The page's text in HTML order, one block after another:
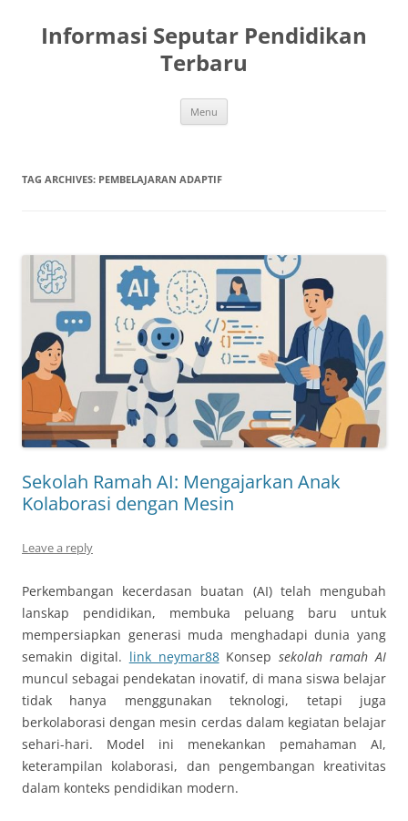
content
Informasi Seputar Pendidikan
Terbaru
Menu
TAG ARCHIVES: PEMBELAJARAN ADAPTIF
Sekolah Ramah AI: Mengajarkan Anak
Kolaborasi dengan Mesin
Leave a reply
Perkembangan kecerdasan buatan (AI) telah mengubah
lanskap pendidikan, membuka peluang baru untuk
mempersiapkan generasi muda menghadapi dunia yang
semakin digital. link neymar88Konsepsekolah ramah AI
muncul sebagai pendekatan inovatif, di mana siswa belajar
tidak hanya menggunakan teknologi, tetapi juga
berkolaborasi dengan mesin cerdas dalam kegiatan belajar
sehari-hari. Model ini menekankan pemahaman AI,
keterampilan kolaborasi, dan pengembangan kreativitas
dalam konteks pendidikan modern.